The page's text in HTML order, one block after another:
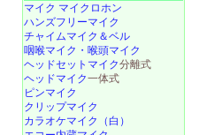
マイク マイクロホン
ハンズフリーマイク
チャイムマイク＆ベル
咽喉マイク・喉頭マイク
ヘッドセットマイク分離式
ヘッドマイク一体式
ピンマイク
クリップマイク
カラオケマイク（白）